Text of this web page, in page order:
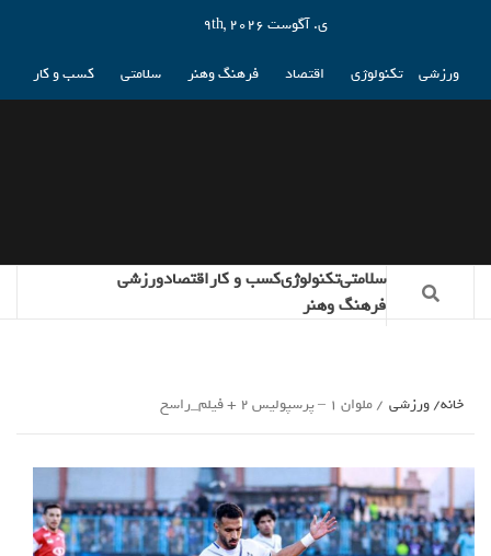
ی. آگوست 9th, 2026
ورزشی تکنولوژی اقتصاد فرهنگ وهنر سلامتی کسب و کار
سلامتیتکنولوژیکسب و کاراقتصادورزشی
فرهنگ وهنر
خانه ورزشی ملوان 1 – پرسپولیس 2 + فیلم_راسخ